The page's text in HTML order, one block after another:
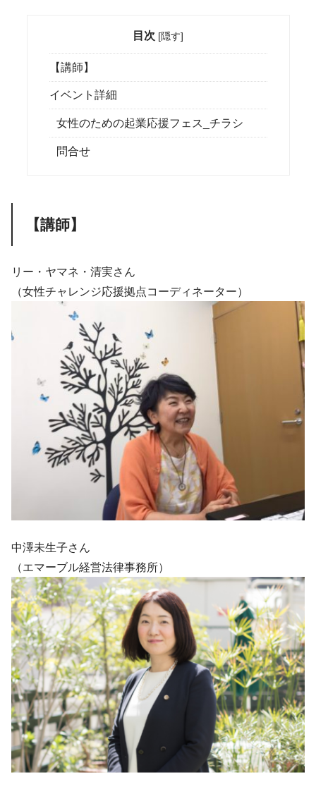
目次 [隠す]
【講師】
イベント詳細
女性のための起業応援フェス_チラシ
問合せ
【講師】
リー・ヤマネ・清実さん
（女性チャレンジ応援拠点コーディネーター）
中澤未生子さん
（エマーブル経営法律事務所）